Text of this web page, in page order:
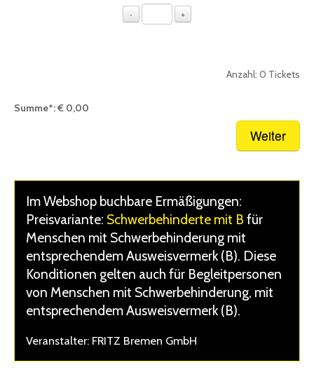
- +
Anzahl: 0 Tickets
Summe*:€ 0,00
Im Webshop buchbare Ermäßigungen:
Preisvariante: Schwerbehinderte mit B für
Menschen mit Schwerbehinderung mit
entsprechendem Ausweisvermerk (B). Diese
Konditionen gelten auch für Begleitpersonen
von Menschen mit Schwerbehinderung, mit
entsprechendem Ausweisvermerk (B).
Veranstalter: FRITZ Bremen GmbH